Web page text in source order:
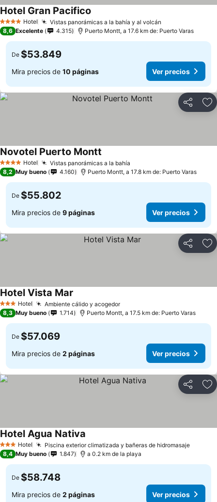
4 EstrellasHotel Vistas panorámicas a la bahía y al volcán
Hotel Gran Pacifico
8,6 Excelente 4.315 Puerto Montt, a 17.6 km de: Puerto Varas
De $53.849
Mira precios de 10 páginas Ver precios
Compartir
4 EstrellasHotel Vistas panorámicas a la bahía
Novotel Puerto Montt
8,2 Muy bueno 4.160 Puerto Montt, a 17.8 km de: Puerto Varas
De $55.802
Mira precios de 9 páginas Ver precios
Compartir
3 Estrellas
Hotel Ambiente cálido y acogedorVer precios
Hotel Vista Mar
8,3 Muy bueno 1.714 Puerto Montt, a 17.5 km de: Puerto Varas
De $57.069
Mira precios de 2 páginas Ver precios
Compartir
3 Estrellas
Hotel Piscina exterior climatizada y bañeras de hidromasajeVer
Hotel Agua Nativa
8,4 Muy bueno 1.847 a 0.2 km de la playa
De $58.748
Mira precios de 2 páginas Ver precios